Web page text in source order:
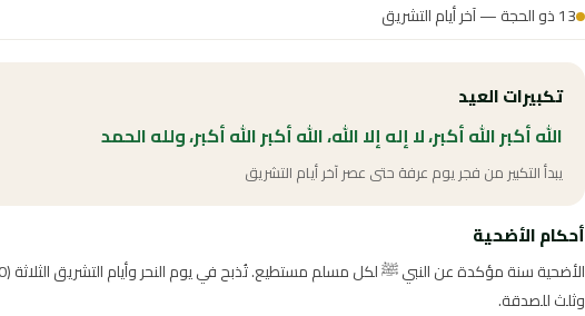
13 ذو الحجة — آخر أيام التشريق
تكبيرات العيد
الله أكبر الله أكبر، لا إله إلا الله، الله أكبر الله أكبر، ولله الحمد
يبدأ التكبير من فجر يوم عرفة حتى عصر آخر أيام التشريق
أحكام الأضحية
وثلث للصدقة.